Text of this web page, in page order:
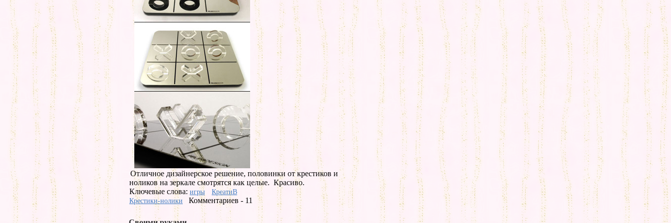
Отличное дизайнерское решение, половинки от крестиков и
ноликов на зеркале смотрятся как целые. Красиво.
Ключевые слова: игры
КреатиВ
Крестики-нолики
Комментариев - 11